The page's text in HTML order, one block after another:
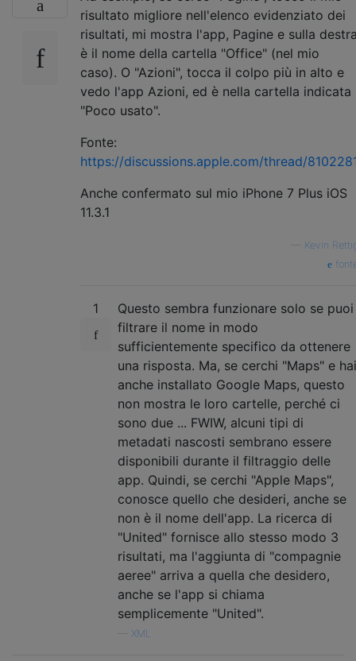
risultato migliore nell'elenco evidenziato dei
risultati, mi mostra l'app, Pagine e sulla
è il nome della cartella "Office" (nel mio
caso). O "Azioni", tocca il colpo più in alto e
vedo l'app Azioni, ed è nella cartella indicata
"Poco usato".
Fonte:
https://discussions.apple.com/thread/
Anche confermato sul mio iPhone 7 Plus iOS
11.3.1
Kevin
1
Questo sembra funzionare solo se puoi
filtrare il nome in modo
sufficientemente specifico da ottenere
una risposta. Ma, se cerchi "Maps" e hai
anche installato Google Maps, questo
non mostra le loro cartelle, perché ci
sono due ... FWIW, alcuni tipi di
metadati nascosti sembrano essere
disponibili durante il filtraggio delle
app. Quindi, se cerchi "Apple Maps",
conosce quello che desideri, anche se
non è il nome dell'app. La ricerca di
"United" fornisce allo stesso modo 3
risultati, ma l'aggiunta di "compagnie
aeree" arriva a quella che desidero,
anche se l'app si chiama
semplicemente "United".
XML